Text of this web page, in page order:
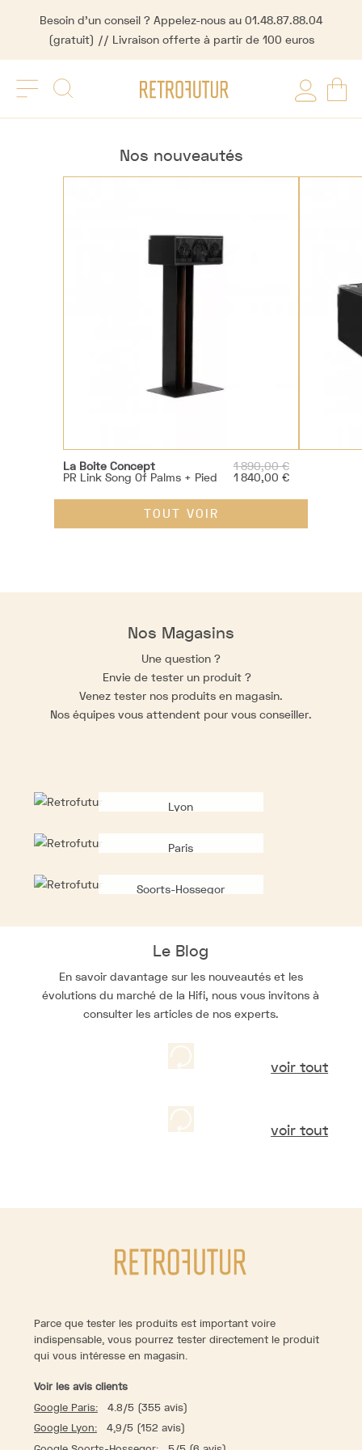
Besoin d'un conseil ? Appelez-nous au 01.48.87.88.04
(gratuit) // Livraison offerte à partir de 100 euros
Nos nouveautés
La Boite Concept
PR Link Song Of Palms + Pied
Prix
de
1 890,00 €
Prix
1 840,00 €
TOUT VOIR
Nos Magasins
Une question ?
Envie de tester un produit ?
Venez tester nos produits en magasin.
Nos équipes vous attendent pour vous conseiller.
Lyon
Paris
Soorts-Hossegor
Le Blog
En savoir davantage sur les nouveautés et les
évolutions du marché de la Hifi, nous vous invitons à
consulter les articles de nos experts.
voir tout
voir tout
Parce que tester les produits est important voire
indispensable, vous pourrez tester directement le produit
qui vous intéresse en magasin.
Voir les avis clients
Google Paris:
4.8/5 (355 avis)
Google Lyon:
4,9/5 (152 avis)